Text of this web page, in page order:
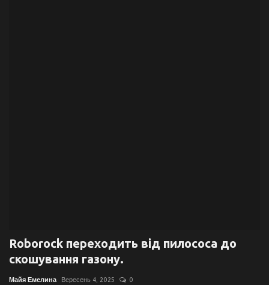
Мова
English Ukraine
Roborock переходить від пилососа до
скошування газону.
Майя Емелина Вересень 4, 2025 0